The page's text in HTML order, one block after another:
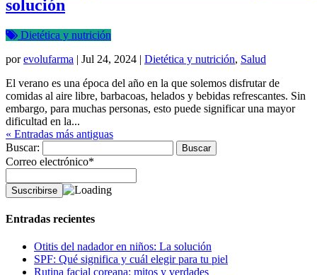
solución
Dietética y nutrición
porevolufarma | Jul 24, 2024 | Dietética y nutrición, Salud
El verano es una época del año en la que solemos disfrutar de
comidas al aire libre, barbacoas, helados y bebidas refrescantes. Sin
embargo, para muchas personas, esto puede significar una mayor
dificultad en la...
« Entradas más antiguas
Buscar:
Correo electrónico*
Entradas recientes
Otitis del nadador en niños: La solución
SPF: Qué significa y cuál elegir para tu piel
Rutina facial coreana: mitos y verdades